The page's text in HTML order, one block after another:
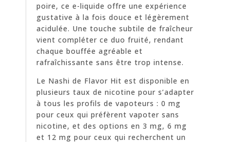
poire, ce e-liquide offre une expérience
gustative à la fois douce et légèrement
acidulée. Une touche subtile de fraîcheur
vient compléter ce duo fruité, rendant
chaque bouffée agréable et
rafraîchissante sans être trop intense.
Le Nashi de Flavor Hit est disponible en
plusieurs taux de nicotine pour s’adapter
à tous les profils de vapoteurs : 0 mg
pour ceux qui préfèrent vapoter sans
nicotine, et des options en 3 mg, 6 mg
et 12 mg pour ceux qui recherchent un